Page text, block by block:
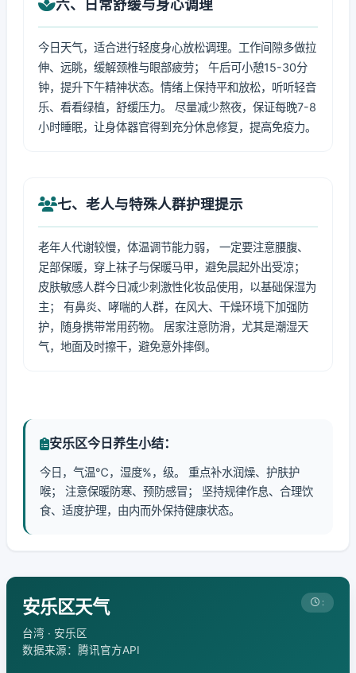
六、日常舒缓与身心调理
今日天气，适合进行轻度身心放松调理。工作间隙多做拉
伸、远眺，缓解颈椎与眼部疲劳； 午后可小憩15-30分
钟，提升下午精神状态。情绪上保持平和放松，听听轻音
乐、看看绿植，舒缓压力。 尽量减少熬夜，保证每晚7-8
小时睡眠，让身体器官得到充分休息修复，提高免疫力。
七、老人与特殊人群护理提示
老年人代谢较慢，体温调节能力弱， 一定要注意腰腹、
足部保暖，穿上袜子与保暖马甲，避免晨起外出受凉；
皮肤敏感人群今日减少刺激性化妆品使用，以基础保湿为
主； 有鼻炎、哮喘的人群，在风大、干燥环境下加强防
护，随身携带常用药物。 居家注意防滑，尤其是潮湿天
气，地面及时擦干，避免意外摔倒。
安乐区今日养生小结：
今日，气温℃，湿度%，级。 重点补水润燥、护肤护
喉； 注意保暖防寒、预防感冒； 坚持规律作息、合理饮
食、适度护理，由内而外保持健康状态。
安乐区天气
台湾 · 安乐区
数据来源：腾讯官方API
: